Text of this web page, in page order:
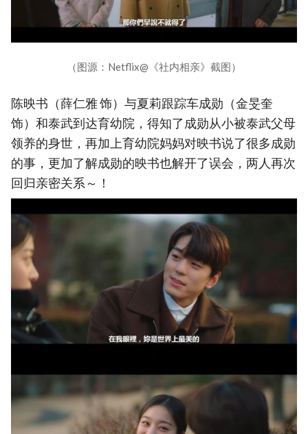
（图源：Netflix@《社内相亲》截图）
陈映书（薛仁雅 饰）与夏莉跟踪车成勋（金旻奎
饰）和泰武到达育幼院，得知了成勋从小被泰武父母
领养的身世，再加上育幼院妈妈对映书说了很多成勋
的事，更加了解成勋的映书也解开了误会，两人再次
回归亲密关系～！